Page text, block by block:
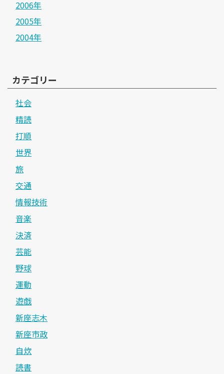
2006年
2005年
2004年
カテゴリー
社会
精読
打順
世界
旅
交通
情報技術
音楽
決済
芸能
野球
運動
遊戯
新座志木
新座市政
自炊
読書